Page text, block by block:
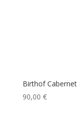
Birthof Cabernet
90,00 €